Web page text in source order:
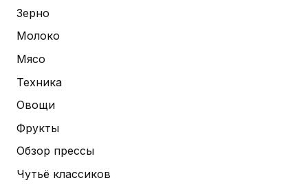
Зерно
Молоко
Мясо
Техника
Овощи
Фрукты
Обзор прессы
Чутьё классиков